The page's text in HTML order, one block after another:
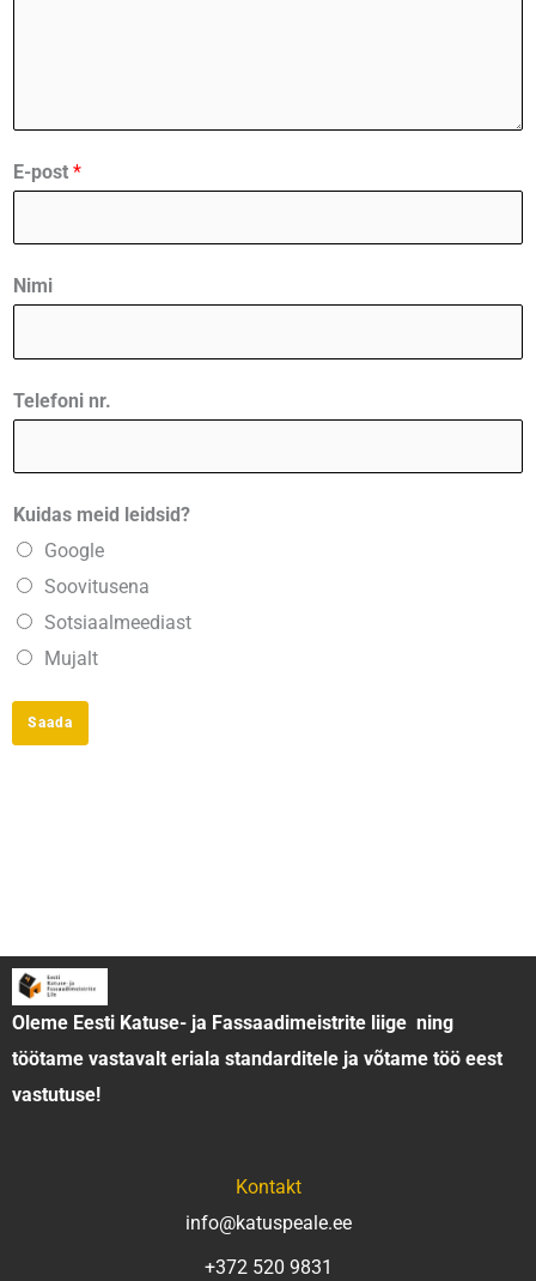
M
i
e
E-post *
Nimi
Telefoni nr.
Kuidas meid leidsid?
Google
Soovitusena
Sotsiaalmeediast
Mujalt
Saada
Oleme Eesti Katuse- ja Fassaadimeistrite liige ning
töötame vastavalt eriala standarditele ja võtame töö eest
vastutuse!
Kontakt
info@katuspeale.ee
+372 520 9831